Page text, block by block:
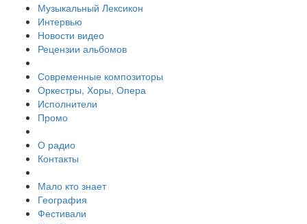
Музыкальный Лексикон
Интервью
Новости видео
Рецензии альбомов
Современные композиторы
Оркестры, Хоры, Опера
Исполнители
Промо
О радио
Контакты
Мало кто знает
География
Фестивали